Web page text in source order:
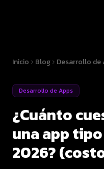
Inicio Blog Desarrollo de
Desarrollo de Apps
¿Cuánto
una app
2026?